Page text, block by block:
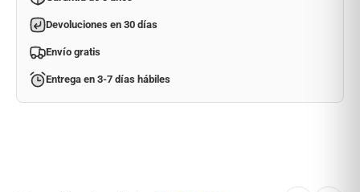
Devoluciones en 30 días
Envío gratis
Entrega en 3-7 días hábiles